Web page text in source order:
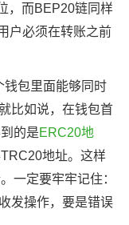
，而BEP20链同样
户必须在转账之前
钱包里面能够同时
比如说，在钱包首
的是ERC20地
地址。这样
一定要牢牢记住：
发操作，要是错误